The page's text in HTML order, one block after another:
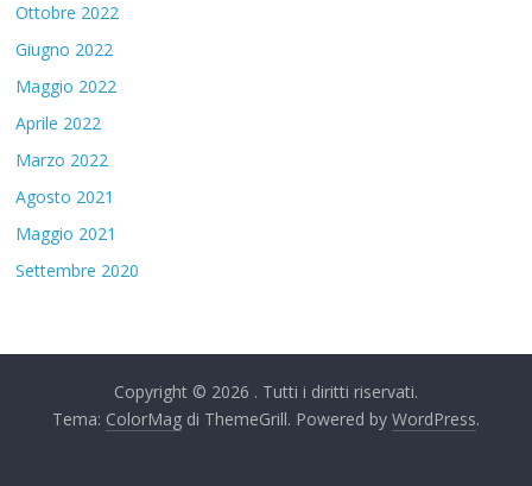
Ottobre 2022
Giugno 2022
Maggio 2022
Aprile 2022
Marzo 2022
Agosto 2021
Maggio 2021
Settembre 2020
Copyright © 2026 . Tutti i diritti riservati.
Tema: ColorMagdi ThemeGrill. Powered by WordPress.